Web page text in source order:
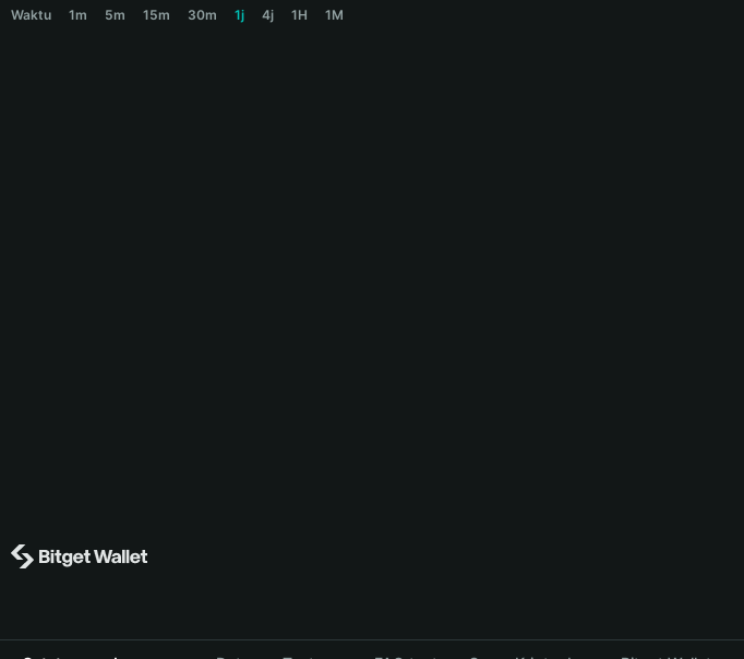
Bahasa Indonesia
Waktu 1m 5m 15m 30m 1j 4j 1H 1M